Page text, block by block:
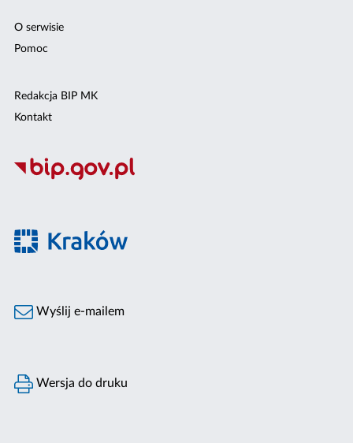
O serwisie
Pomoc
Redakcja BIP MK
Kontakt
Wyślij e-mailem
Wersja do druku